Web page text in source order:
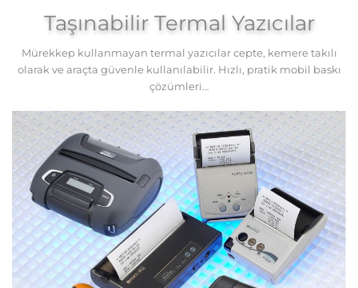
Taşınabilir Termal Yazıcılar
Mürekkep kullanmayan termal yazıcılar cepte, kemere takılı
olarak ve araçta güvenle kullanılabilir. Hızlı, pratik mobil baskı
çözümleri…